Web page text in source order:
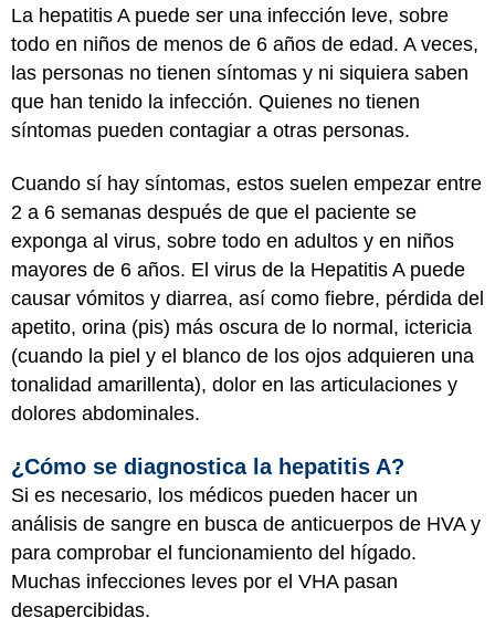
La hepatitis A puede ser una infección leve, sobre
todo en niños de menos de 6 años de edad. A veces,
las personas no tienen síntomas y ni siquiera saben
que han tenido la infección. Quienes no tienen
síntomas pueden contagiar a otras personas.
Cuando sí hay síntomas, estos suelen empezar entre
2 a 6 semanas después de que el paciente se
exponga al virus, sobre todo en adultos y en niños
mayores de 6 años. El virus de la Hepatitis A puede
causar vómitos y diarrea, así como fiebre, pérdida del
apetito, orina (pis) más oscura de lo normal, ictericia
(cuando la piel y el blanco de los ojos adquieren una
tonalidad amarillenta), dolor en las articulaciones y
dolores abdominales.
¿Cómo se diagnostica la hepatitis A?
Si es necesario, los médicos pueden hacer un
análisis de sangre en busca de anticuerpos de HVA y
para comprobar el funcionamiento del hígado.
Muchas infecciones leves por el VHA pasan
desapercibidas.